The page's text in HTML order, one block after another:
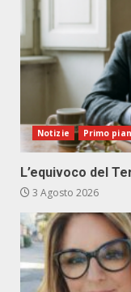
Notizie Primo
L’equivoco del
3 Agosto 2026